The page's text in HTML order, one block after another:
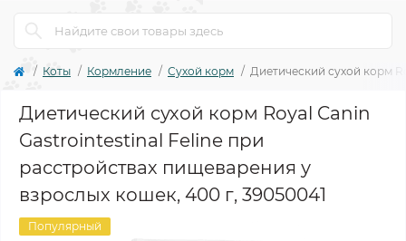
Коты Кормление Сухой корм Диетический сухой корм
Диетический сухой корм Royal Canin
Gastrointestinal Feline при
расстройствах пищеварения у
взрослых кошек, 400 г, 39050041
Популярный